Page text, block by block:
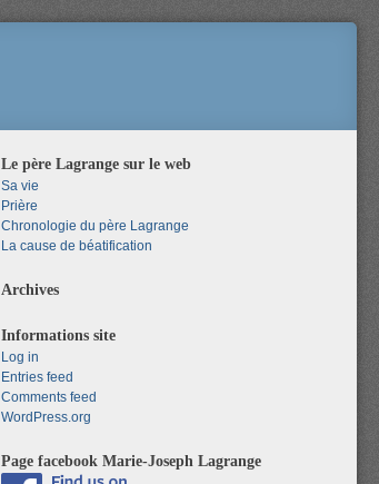
Le père Lagrange sur le web
Sa vie
Prière
Chronologie du père Lagrange
La cause de béatification
Archives
Informations site
Log in
Entries feed
Comments feed
WordPress.org
Page facebook Marie-Joseph Lagrange